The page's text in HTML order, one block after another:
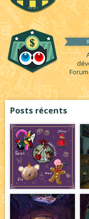
Posts récents